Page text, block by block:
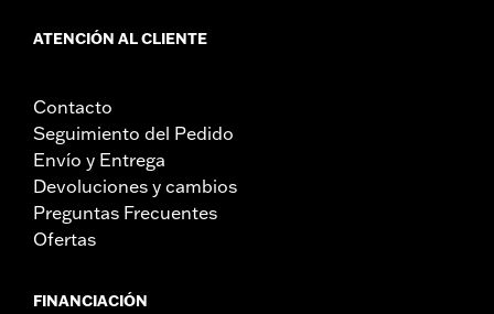
ATENCIÓN AL CLIENTE
Contacto
Seguimiento del Pedido
Envío y Entrega
Devoluciones y cambios
Preguntas Frecuentes
Ofertas
FINANCIACIÓN